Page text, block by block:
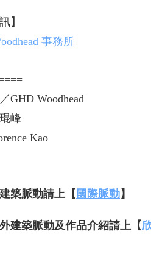
】
事務所
GHD Woodhead
峰
Kao
築脈動請上【 國際脈動】
建築脈動及作品介紹請上【